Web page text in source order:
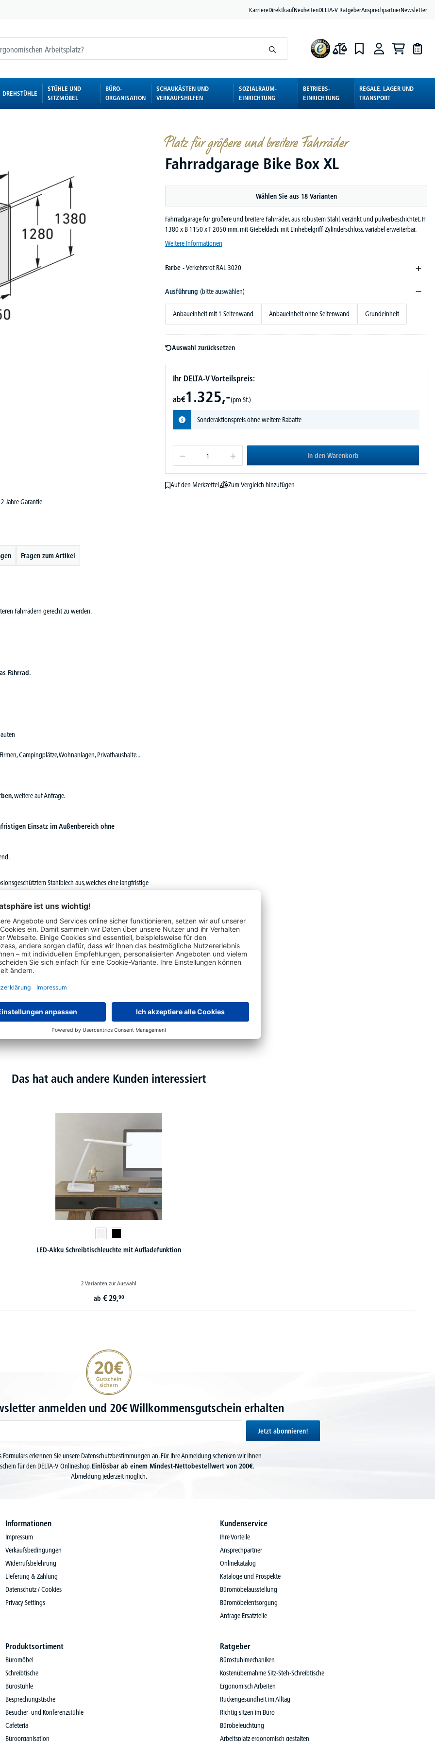
KarriereDirektkaufNeuheitenDELTA-V RatgeberAnsprechpartnerNewsletter
DREHSTÜHLE
STÜHLE UND
SITZMÖBEL
BÜRO-
ORGANISATION
SCHAUKÄSTEN UND
VERKAUFSHILFEN
SOZIALRAUM-
EINRICHTUNG
BETRIEBS-
EINRICHTUNG
REGALE, LAGER UND
TRANSPORT
Platz für größere und breitere Fahrräder
Fahrradgarage Bike Box XL
Wählen Sie aus 18 Varianten
Fahrradgarage für größere und breitere Fahrräder, aus robustem Stahl, verzinkt und pulverbeschichtet, H
1380 x B 1150 x T 2050 mm, mit Giebeldach, mit Einhebelgriff-Zylinderschloss, variabel erweiterbar.
Weitere Informationen
Farbe - Verkehrsrot RAL 3020
Ausführung (bitte auswählen)
Anbaueinheit mit 1 Seitenwand Anbaueinheit ohne Seitenwand Grundeinheit
Auswahl zurücksetzen
Ihr DELTA-V Vorteilspreis:
ab€1.325,-(pro St.)
Sonderaktionspreis ohne weitere Rabatte
In den Warenkorb
Auf den Merkzettel
Zum Vergleich hinzufügen
2 Jahre Garantie
Fragen zum Artikel
Fahrrädern gerecht zu werden.
Fahrrad.
Campingplätze, Wohnanlagen, Privathaushalte...
, weitere auf Anfrage.
Einsatz im Außenbereich ohne
Stahlblech aus, welches eine langfristige
und Vandalismus. Dank ihrer geräumigen Dimensionen
Zubehör. Wie alle unsere BikeBoxen verfügt auch
beiträgt, sondern zudem ausgezeichnete Stabilität
nicht nur einen attraktiven Preis für die Logistik
die BikeBox 1 XL zur idealen Lösung für Unternehmen und
Untergrund erfolgen.
Das hat auch andere Kunden interessiert
LED-Akku Schreibtischleuchte mit Aufladefunktion
2 Varianten zur Auswahl
ab € 29,90
20€ Gutschein sichern
anmelden und 20€ Willkommensgutschein erhalten
Jetzt abonnieren!
erkennen Sie unsere Datenschutzbestimmungen an. Für Ihre Anmeldung schenken wir Ihnen
für den DELTA-V Onlineshop.Einlösbar ab einem Mindest-Nettobestellwert von 200€.
Abmeldung jederzeit möglich.
Informationen
Impressum
Verkaufsbedingungen
Widerrufsbelehrung
Lieferung & Zahlung
Datenschutz / Cookies
Privacy Settings
Kundenservice
Ihre Vorteile
Ansprechpartner
Onlinekatalog
Kataloge und Prospekte
Büromöbelausstellung
Büromöbelentsorgung
Anfrage Ersatzteile
Produktsortiment
Büromöbel
Schreibtische
Bürostühle
Besprechungstische
Besucher- und Konferenzstühle
Cafeteria
Büroorganisation
Ratgeber
Bürostuhlmechaniken
Kostenübernahme Sitz-Steh-Schreibtische
Ergonomisch Arbeiten
Rückengesundheit im Alltag
Richtig sitzen im Büro
Bürobeleuchtung
Arbeitsplatz ergonomisch gestalten